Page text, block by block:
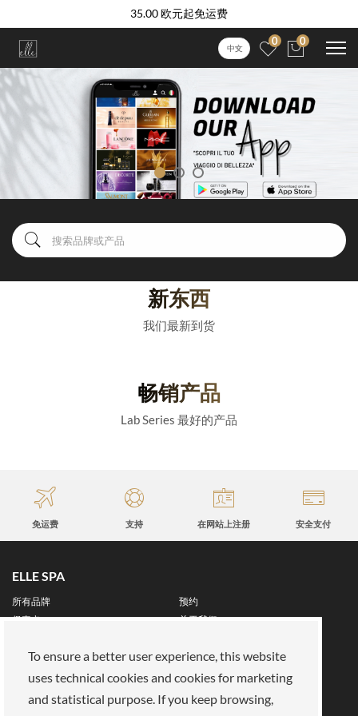
35.00 欧元起免运费
中文
0 0
新东西
我们最新到货
畅销产品
Lab Series 最好的产品
免运费 支持 在网站上注册 安全支付
ELLE SPA
所有品牌
预约
保真卡
关于我们
关于我们
我们的使命
加入我们
支付方式
商店
To ensure a better user experience, this website
uses technical cookies and cookies for marketing
and statistical purpose. If you keep browsing,